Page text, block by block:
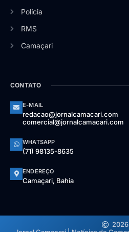
Polícia
RMS
Camaçari
CONTATO
E-MAIL
redacao@jornalcamacari.com
comercial@jornalcamacari.com
WHATSAPP
(71) 98135-8635
ENDEREÇO
Camaçari, Bahia
2026